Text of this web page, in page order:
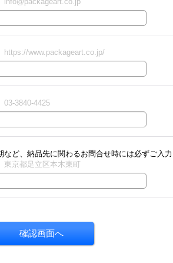
https://www.packageart.co.jp/
03-3840-4425
など、納品先に関わるお問合せ時には必ずご入
東京都足立区本木東町